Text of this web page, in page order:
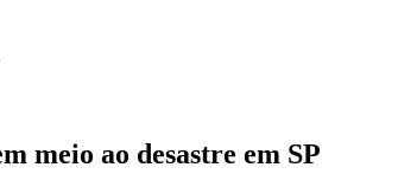
meio ao desastre em SP